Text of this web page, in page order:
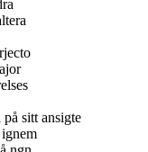
sitt ansigte